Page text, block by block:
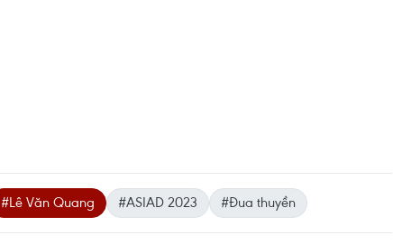
#Lê Văn Quang #ASIAD 2023 #Đua thuyền